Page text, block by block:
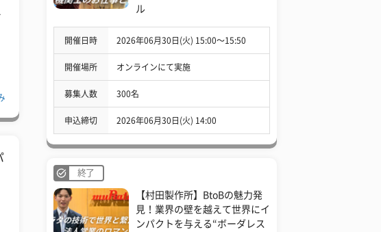
ル
開催日時 2026年06月30日(火) 15:00〜15:50
開催場所 オンラインにて実施
募集人数 300名
申込締切 2026年06月30日(火) 14:00
終了
【村田製作所】BtoBの魅力発
見！業界の壁を越えて世界にイ
ンパクトを与える“ボーダレス